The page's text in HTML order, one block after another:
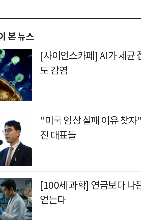
본 뉴스
[사이언스카페] AI가 세균
도 감염
"미국 임상 실패 이유 찾
진 대표들
[100세 과학] 연금보다 나
얻는다